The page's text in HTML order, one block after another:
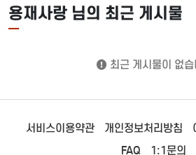
용재사랑 님의 최근 게시물
최근 게시물이 없
서비스이용약관 개인정보처리방침
FAQ
1:1문의